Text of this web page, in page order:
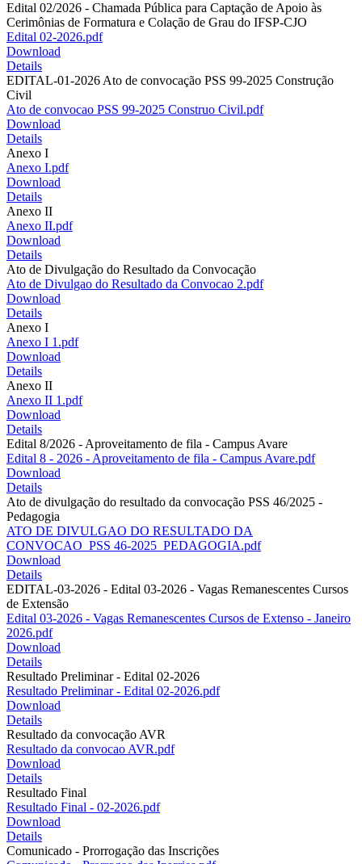
Edital 02/2026 - Chamada Pública para Captação de Apoio às
Cerimônias de Formatura e Colação de Grau do IFSP-CJO
Edital 02-2026.pdf
Download
Details
EDITAL-01-2026 Ato de convocação PSS 99-2025 Construção
Civil
Ato de convocao PSS 99-2025 Construo Civil.pdf
Download
Details
Anexo I
Anexo I.pdf
Download
Details
Anexo II
Anexo II.pdf
Download
Details
Ato de Divulgação do Resultado da Convocação
Ato de Divulgao do Resultado da Convocao 2.pdf
Download
Details
Anexo I
Anexo I 1.pdf
Download
Details
Anexo II
Anexo II 1.pdf
Download
Details
Edital 8/2026 - Aproveitamento de fila - Campus Avare
Edital 8 - 2026 - Aproveitamento de fila - Campus Avare.pdf
Download
Details
Ato de divulgação do resultado da convocação PSS 46/2025 -
Pedagogia
ATO DE DIVULGAO DO RESULTADO DA
CONVOCAO_PSS 46-2025_PEDAGOGIA.pdf
Download
Details
EDITAL-03-2026 - Edital 03-2026 - Vagas Remanescentes Cursos
de Extensão
Edital 03-2026 - Vagas Remanescentes Cursos de Extenso - Janeiro
2026.pdf
Download
Details
Resultado Preliminar - Edital 02-2026
Resultado Preliminar - Edital 02-2026.pdf
Download
Details
Resultado da convocação AVR
Resultado da convocao AVR.pdf
Download
Details
Resultado Final
Resultado Final - 02-2026.pdf
Download
Details
Comunicado - Prorrogação das Inscrições